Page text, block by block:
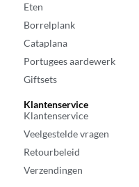
Eten
Borrelplank
Cataplana
Portugees aardewerk
Giftsets
Klantenservice
Klantenservice
Veelgestelde vragen
Retourbeleid
Verzendingen